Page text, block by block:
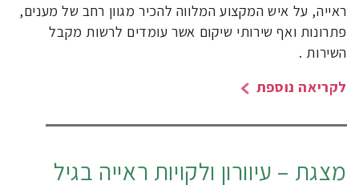
ראייה, על איש המקצוע המלווה להכיר מגוון רחב של מענים,
פתרונות ואף שירותי שיקום אשר עומדים לרשות מקבל
השירות .
לקריאה נוספת
מצגת – עיוורון ולקויות ראייה בגיל